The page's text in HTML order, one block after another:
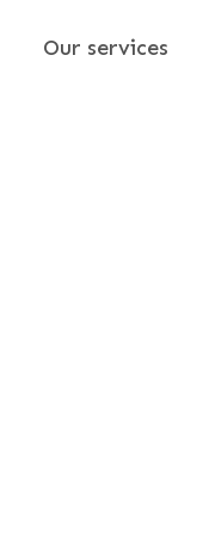
Our services